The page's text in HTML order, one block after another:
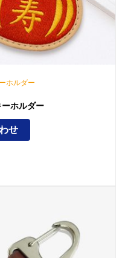
ホルダー
ホルダー
せ